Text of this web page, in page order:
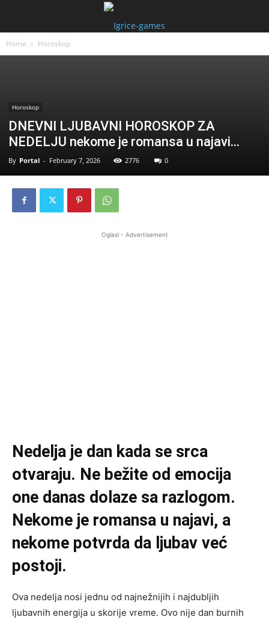
Home Horoskop
Horoskop
DNEVNI LJUBAVNI HOROSKOP ZA
NEDELJU nekome je romansa u najavi…
By Portal - February 7, 2026 2776 0
Oglasi - Advertisement
Nedelja je dan kada se srca
otvaraju. Ne bežite od emocija
one danas dolaze sa razlogom.
Nekome je romansa u najavi, a
nekome potvrda da ljubav već
postoji.
Ova nedelja nosi jednu od najnežnijih i najdubljih
ljubavnih energija u skorije vreme. Ovo nije dan burnih